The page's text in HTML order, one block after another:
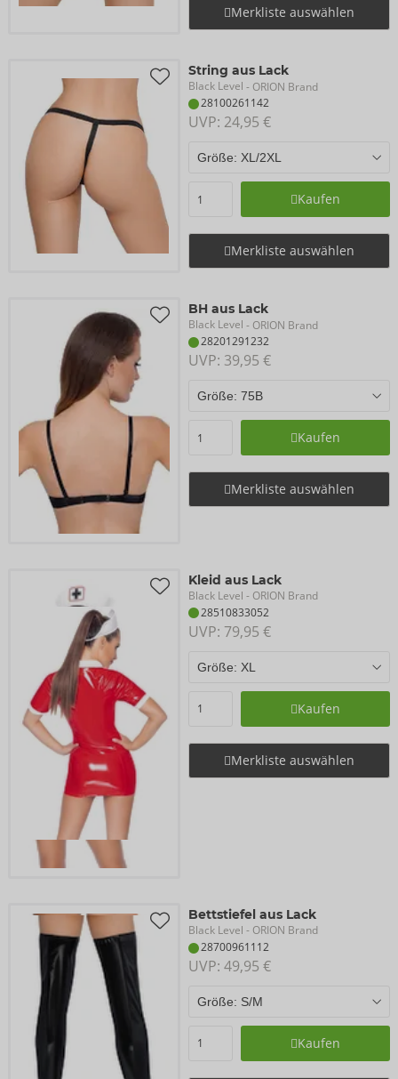
Merkliste auswählen
String aus Lack
Black Level - ORION Brand
28100261142
UVP: 24,95 €
Kaufen
Merkliste auswählen
BH aus Lack
Black Level - ORION Brand
28201291232
UVP: 39,95 €
Kaufen
Merkliste auswählen
Kleid aus Lack
Black Level - ORION Brand
28510833052
UVP: 79,95 €
Kaufen
Merkliste auswählen
Bettstiefel aus Lack
Black Level - ORION Brand
28700961112
UVP: 49,95 €
Kaufen